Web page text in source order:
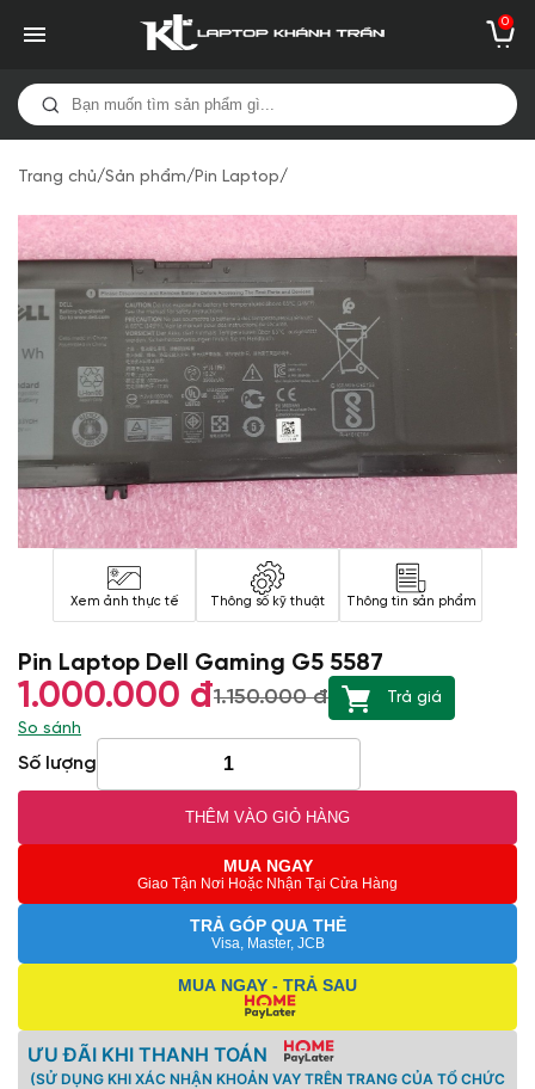
0
Trang chủ/Sản phẩm/Pin Laptop/
Xem ảnh thực tế Thông số kỹ thuật Thông tin sản phẩm
Pin Laptop Dell Gaming G5 5587
1.000.000 đ1.150.000 đ
Trả giá
So sánh
Số lượng
THÊM VÀO GIỎ HÀNG
MUA NGAY
Giao Tận Nơi Hoặc Nhận Tại Cửa Hàng
TRẢ GÓP QUA THẺ
Visa, Master, JCB
MUA NGAY - TRẢ SAU
ƯU ĐÃI KHI THANH TOÁN
(SỬ DỤNG KHI XÁC NHẬN KHOẢN VAY TRÊN TRANG CỦA TỔ CHỨC